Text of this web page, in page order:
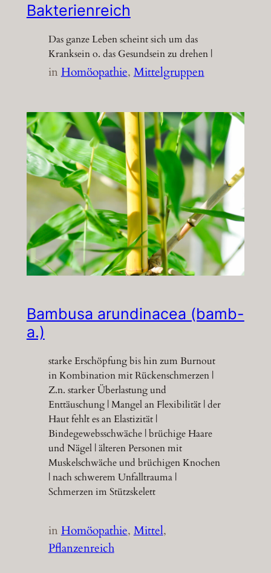
Bakterienreich
Das ganze Leben scheint sich um das
Kranksein o. das Gesundsein zu drehen |
inHomöopathie, Mittelgruppen
Bambusa arundinacea (bamb-
a.)
starke Erschöpfung bis hin zum Burnout
in Kombination mit Rückenschmerzen |
Z.n. starker Überlastung und
Enttäuschung | Mangel an Flexibilität | der
Haut fehlt es an Elastizität |
Bindegewebsschwäche | brüchige Haare
und Nägel | älteren Personen mit
Muskelschwäche und brüchigen Knochen
| nach schwerem Unfalltrauma |
Schmerzen im Stützskelett
inHomöopathie, Mittel
Pflanzenreich